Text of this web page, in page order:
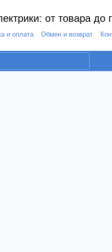
от товара до
и оплата Обмен и возврат